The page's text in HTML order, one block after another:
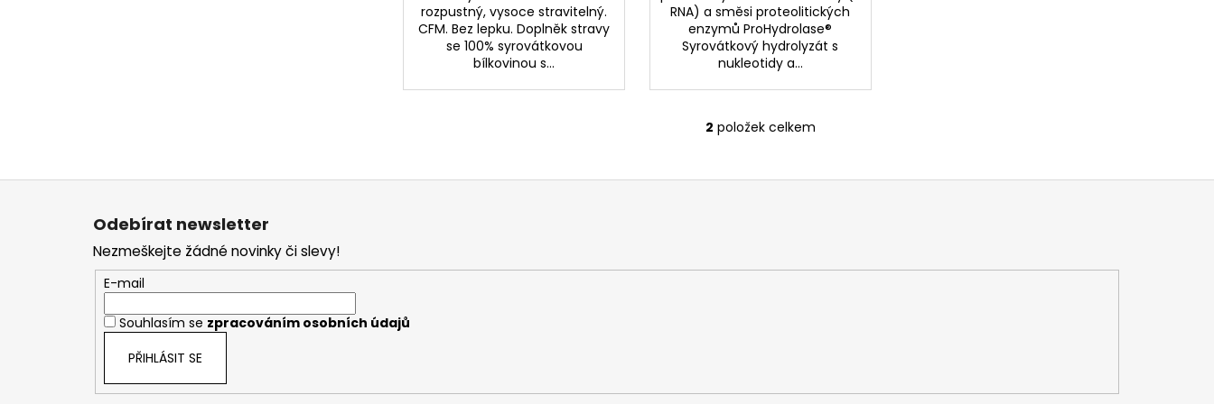
rozpustný, vysoce stravitelný.
CFM. Bez lepku. Doplněk stravy
se 100% syrovátkovou
bílkovinou s...
RNA) a směsi proteolitických
enzymů ProHydrolase®
Syrovátkový hydrolyzát s
nukleotidy a...
O
l
í
v
2 položek celkem
Z
Odebírat newsletter
Nezmeškejte žádné novinky či slevy!
E-mail
Souhlasím se zpracováním osobních údajů
PŘIHLÁSIT SE